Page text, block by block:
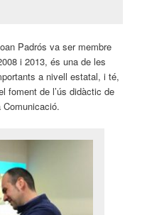
Padrós va ser membre
i 2013, és una de les
a nivell estatal, i té,
foment de l’ús didàctic de